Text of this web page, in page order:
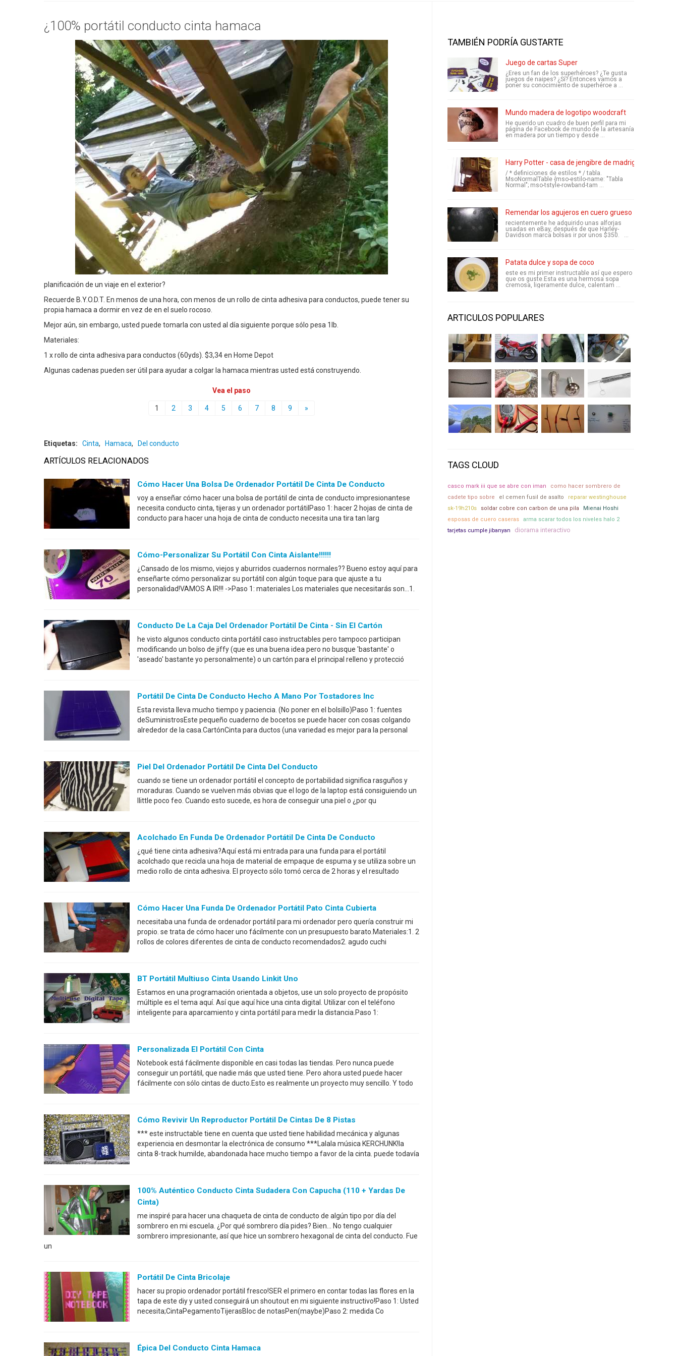
¿100% portátil conducto cinta hamaca
planificación de un viaje en el exterior?
Recuerde B.Y.O.D.T. En menos de una hora, con menos de un rollo de cinta adhesiva para conductos, puede tener su
propia hamaca a dormir en vez de en el suelo rocoso.
Mejor aún, sin embargo, usted puede tomarla con usted al día siguiente porque sólo pesa 1lb.
Materiales:
1 x rollo de cinta adhesiva para conductos (60yds). $3,34 en Home Depot
Algunas cadenas pueden ser útil para ayudar a colgar la hamaca mientras usted está construyendo.
Vea el paso
1 2 3 4 5 6 7 8 9 »
Etiquetas: Cinta, Hamaca, Del conducto
ARTÍCULOS RELACIONADOS
Cómo Hacer Una Bolsa De Ordenador Portátil De Cinta De Conducto
voy a enseñar cómo hacer una bolsa de portátil de cinta de conducto impresionantese
necesita conducto cinta, tijeras y un ordenador portátilPaso 1: hacer 2 hojas de cinta de
conducto para hacer una hoja de cinta de conducto necesita una tira tan larg
Cómo-Personalizar Su Portátil Con Cinta Aislante!!!!!!
¿Cansado de los mismo, viejos y aburridos cuadernos normales?? Bueno estoy aquí para
enseñarte cómo personalizar su portátil con algún toque para que ajuste a tu
personalidad!VAMOS A IR!!! ->Paso 1: materiales Los materiales que necesitarás son...1.
Conducto De La Caja Del Ordenador Portátil De Cinta - Sin El Cartón
he visto algunos conducto cinta portátil caso instructables pero tampoco participan
modificando un bolso de jiffy (que es una buena idea pero no busque 'bastante' o
'aseado' bastante yo personalmente) o un cartón para el principal relleno y protecció
Portátil De Cinta De Conducto Hecho A Mano Por Tostadores Inc
Esta revista lleva mucho tiempo y paciencia. (No poner en el bolsillo)Paso 1: fuentes
deSuministrosEste pequeño cuaderno de bocetos se puede hacer con cosas colgando
alrededor de la casa.CartónCinta para ductos (una variedad es mejor para la personal
Piel Del Ordenador Portátil De Cinta Del Conducto
cuando se tiene un ordenador portátil el concepto de portabilidad significa rasguños y
moraduras. Cuando se vuelven más obvias que el logo de la laptop está consiguiendo un
llittle poco feo. Cuando esto sucede, es hora de conseguir una piel o ¿por qu
Acolchado En Funda De Ordenador Portátil De Cinta De Conducto
¿qué tiene cinta adhesiva?Aquí está mi entrada para una funda para el portátil
acolchado que recicla una hoja de material de empaque de espuma y se utiliza sobre un
medio rollo de cinta adhesiva. El proyecto sólo tomó cerca de 2 horas y el resultado
Cómo Hacer Una Funda De Ordenador Portátil Pato Cinta Cubierta
necesitaba una funda de ordenador portátil para mi ordenador pero quería construir mi
propio. se trata de cómo hacer uno fácilmente con un presupuesto barato.Materiales:1. 2
rollos de colores diferentes de cinta de conducto recomendados2. agudo cuchi
BT Portátil Multiuso Cinta Usando Linkit Uno
Estamos en una programación orientada a objetos, use un solo proyecto de propósito
múltiple es el tema aquí. Así que aquí hice una cinta digital. Utilizar con el teléfono
inteligente para aparcamiento y cinta portátil para medir la distancia.Paso 1:
Personalizada El Portátil Con Cinta
Notebook está fácilmente disponible en casi todas las tiendas. Pero nunca puede
conseguir un portátil, que nadie más que usted tiene. Pero ahora usted puede hacer
fácilmente con sólo cintas de ducto.Esto es realmente un proyecto muy sencillo. Y todo
Cómo Revivir Un Reproductor Portátil De Cintas De 8 Pistas
*** este instructable tiene en cuenta que usted tiene habilidad mecánica y algunas
experiencia en desmontar la electrónica de consumo ***Lalala música KERCHUNK!la
cinta 8-track humilde, abandonada hace mucho tiempo a favor de la cinta. puede todavía
100% Auténtico Conducto Cinta Sudadera Con Capucha (110 + Yardas De
Cinta)
me inspiré para hacer una chaqueta de cinta de conducto de algún tipo por día del
sombrero en mi escuela. ¿Por qué sombrero día pides? Bien... No tengo cualquier
sombrero impresionante, así que hice un sombrero hexagonal de cinta del conducto. Fue
un
Portátil De Cinta Bricolaje
hacer su propio ordenador portátil fresco!SER el primero en contar todas las flores en la
tapa de este diy y usted conseguirá un shoutout en mi siguiente instructivo!Paso 1: Usted
necesita;CintaPegamentoTijerasBloc de notasPen(maybe)Paso 2: medida Co
Épica Del Conducto Cinta Hamaca
TAMBIÉN PODRÍA GUSTARTE
Juego de cartas Super
¿Eres un fan de los superhéroes? ¿Te gusta
juegos de naipes? ¿Sí? Entonces vamos a
poner su conocimiento de superhéroe a ...
Mundo madera de logotipo woodcraft
He querido un cuadro de buen perfil para mi
página de Facebook de mundo de la artesanía
en madera por un tiempo y desde ...
Harry Potter - casa de jengibre de madriguera de los
/ * definiciones de estilos * / tabla.
MsoNormalTable {mso-estilo-name: "Tabla
Normal"; mso-tstyle-rowband-tam ...
Remendar los agujeros en cuero grueso
recientemente he adquirido unas alforjas
usadas en eBay, después de que Harley-
Davidson marca bolsas ir por unos $350. ...
Patata dulce y sopa de coco
este es mi primer instructable así que espero
que os guste.Esta es una hermosa sopa
cremosa, ligeramente dulce, calentam ...
ARTICULOS POPULARES
TAGS CLOUD
casco mark iii que se abre con iman
como hacer sombrero de
cadete tipo sobre
el cemen fusil de asalto
reparar westinghouse
sk-19h210s
soldar cobre con carbon de una pila
Mienai Hoshi
esposas de cuero caseras
arma scarar todos los niveles halo 2
tarjetas cumple jibanyan
diorama interactivo